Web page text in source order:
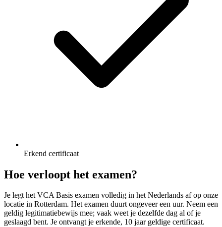
Erkend certificaat
Hoe verloopt het examen?
Je legt het VCA Basis examen volledig in het Nederlands af op onze
locatie in Rotterdam. Het examen duurt ongeveer een uur. Neem een
geldig legitimatiebewijs mee; vaak weet je dezelfde dag al of je
geslaagd bent. Je ontvangt je erkende, 10 jaar geldige certificaat.